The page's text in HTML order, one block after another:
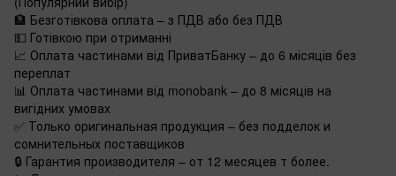
🏦 Безготівкова оплата – з ПДВ або без ПДВ
💵 Готівкою при отриманні
📈 Оплата частинами від ПриватБанку – до 6 місяців без
переплат
📊 Оплата частинами від monobank – до 8 місяців на
вигідних умовах
✅ Только оригинальная продукция – без подделок и
сомнительных поставщиков
🔒 Гарантия производителя – от 12 месяцев т более.